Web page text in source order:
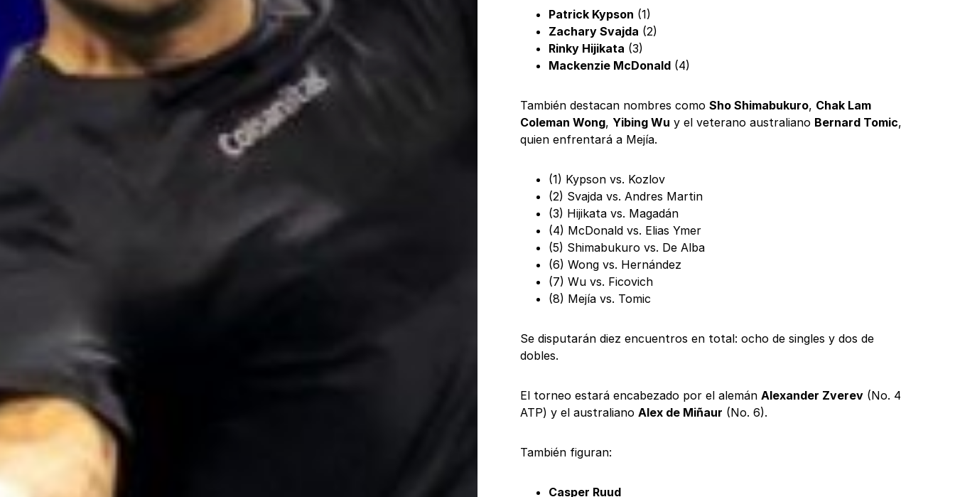
Patrick Kypson (1)
Zachary Svajda (2)
Rinky Hijikata (3)
Mackenzie McDonald (4)
También destacan nombres como Sho Shimabukuro, Chak Lam
Coleman Wong, Yibing Wu y el veterano australiano Bernard Tomic,
quien enfrentará a Mejía.
(1) Kypson vs. Kozlov
(2) Svajda vs. Andres Martin
(3) Hijikata vs. Magadán
(4) McDonald vs. Elias Ymer
(5) Shimabukuro vs. De Alba
(6) Wong vs. Hernández
(7) Wu vs. Ficovich
(8) Mejía vs. Tomic
Se disputarán diez encuentros en total: ocho de singles y dos de
dobles.
El torneo estará encabezado por el alemán Alexander Zverev (No. 4
ATP) y el australiano Alex de Miñaur (No. 6).
También figuran:
Casper Ruud